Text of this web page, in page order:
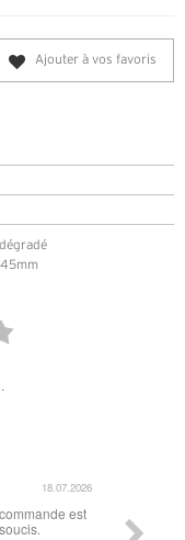
Ajouter à vos favoris
Super lunette merci pour